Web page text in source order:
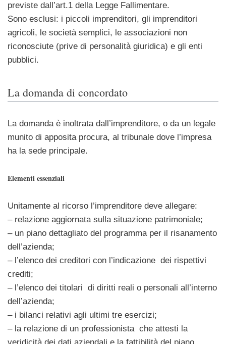
previste dall’art.1 della Legge Fallimentare.
Sono esclusi: i piccoli imprenditori, gli imprenditori
agricoli, le società semplici, le associazioni non
riconosciute (prive di personalità giuridica) e gli enti
pubblici.
La domanda di concordato
La domanda è inoltrata dall’imprenditore, o da un legale
munito di apposita procura, al tribunale dove l’impresa
ha la sede principale.
Elementi essenziali
Unitamente al ricorso l’imprenditore deve allegare:
– relazione aggiornata sulla situazione patrimoniale;
– un piano dettagliato del programma per il risanamento
dell’azienda;
– l’elenco dei creditori con l’indicazione dei rispettivi
crediti;
– l’elenco dei titolari di diritti reali o personali all’interno
dell’azienda;
– i bilanci relativi agli ultimi tre esercizi;
– la relazione di un professionista che attesti la